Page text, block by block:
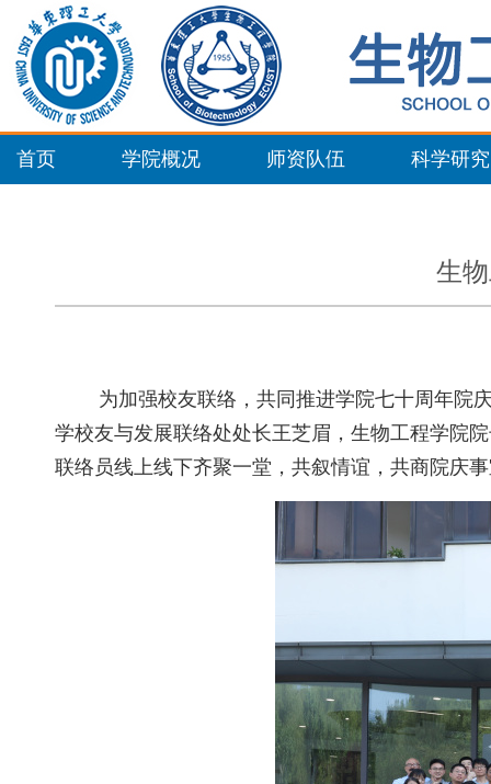
首页 学院概况 师资队伍 科学研究
生
为加强校友联络，共同推进学院七十周年院
学校友与发展联络处处长王芝眉 ， 生物工程学院
联络员线上线下齐聚一堂，共叙情谊，共商院庆